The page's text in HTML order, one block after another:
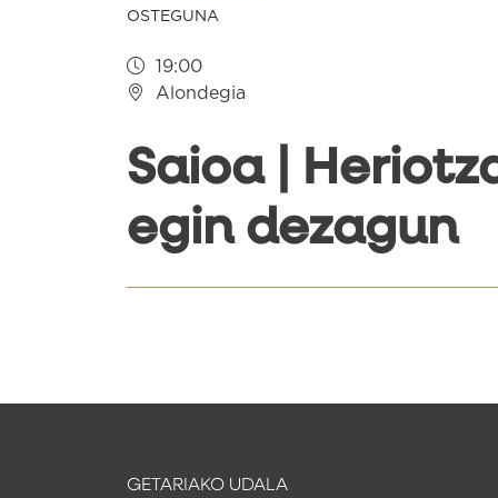
OSTEGUNA
19:00
Alondegia
Saioa |
egin dezagun
GETARIAKO UDALA